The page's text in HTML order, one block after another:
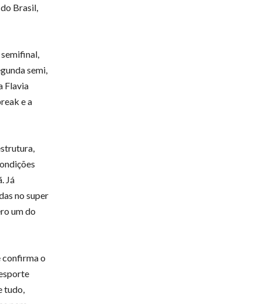
Brasil,
semi,
Flavia
e a
Já
no super
um do
confirma o
tudo,